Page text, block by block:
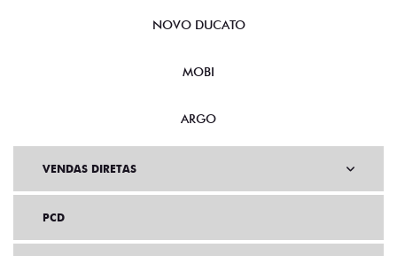
NOVO DUCATO
MOBI
ARGO
VENDAS DIRETAS
PCD